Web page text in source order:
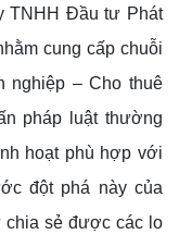
TNHH Đầu tư Phát
cung cấp chuỗi
nghiệp – Cho thuê
pháp luật thường
hoạt phù hợp với
đột phá này của
chia sẻ được các lo